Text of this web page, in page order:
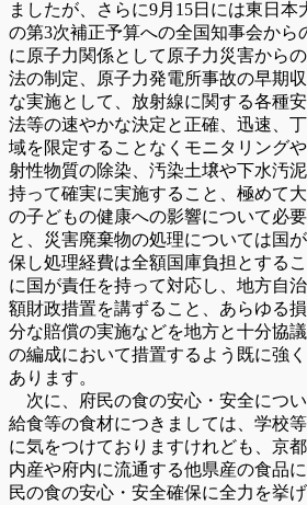
ましたが、さらに9月15日には東日本
の第3次補正予算への全国知事会から
に原子力関係として原子力災害から
法の制定、原子力発電所事故の早期
な実施として、放射線に関する各種
法等の速やかな決定と正確、迅速、
域を限定することなくモニタリング
射性物質の除染、汚染土壌や下水汚
持って確実に実施すること、極めて
の子どもの健康への影響について必
と、災害廃棄物の処理については国
保し処理経費は全額国庫負担とする
に国が責任を持って対応し、地方自
額財政措置を講ずること、あらゆる
分な賠償の実施などを地方と十分協
の編成において措置するよう既に強
あります。
次に、府民の食の安心・安全につ
給食等の食材につきましては、学校
に気をつけておりますけれども、京
内産や府内に流通する他県産の食品
民の食の安心・安全確保に全力を挙